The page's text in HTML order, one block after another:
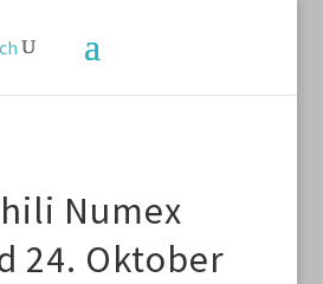
Numex
24. Oktober